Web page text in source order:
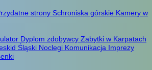
strony Schroniska górskie Kamery w
Dyplom zdobywcy Zabytki w Karpatach
Śląski Noclegi Komunikacja Imprezy